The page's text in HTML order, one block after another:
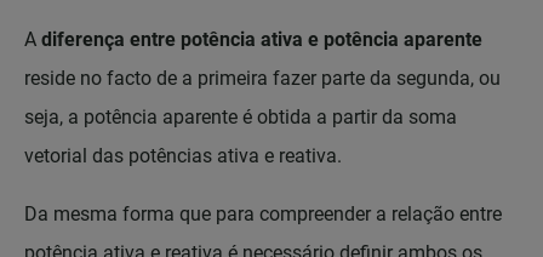
A diferença entre potência ativa e potência aparente
reside no facto de a primeira fazer parte da segunda, ou
seja, a potência aparente é obtida a partir da soma
vetorial das potências ativa e reativa.
Da mesma forma que para compreender a relação entre